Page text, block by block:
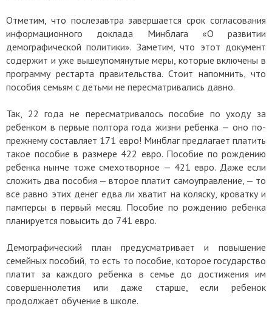
Отметим, что послезавтра завершается срок согласования
информационного доклада Минблага «О развитии
демографической политики». Заметим, что этот документ
содержит и уже вышеупомянутые меры, которые включены в
программу рестарта правительства. Стоит напомнить, что
пособия семьям с детьми не пересматривались давно.
Так, 22 года не пересматривалось пособие по уходу за
ребенком в первые полтора года жизни ребенка — оно по-
прежнему составляет 171 евро! Минблаг предлагает платить
такое пособие в размере 422 евро. Пособие по рождению
ребенка нынче тоже смехотворное — 421 евро. Даже если
сложить два пособия — второе платит самоуправление, — то
все равно этих денег едва ли хватит на коляску, кроватку и
памперсы в первый месяц. Пособие по рождению ребенка
планируется повысить до 741 евро.
Демографический план предусматривает и повышение
семейных пособий, то есть то пособие, которое государство
платит за каждого ребенка в семье до достижения им
совершеннолетия или даже старше, если ребенок
продолжает обучение в школе.